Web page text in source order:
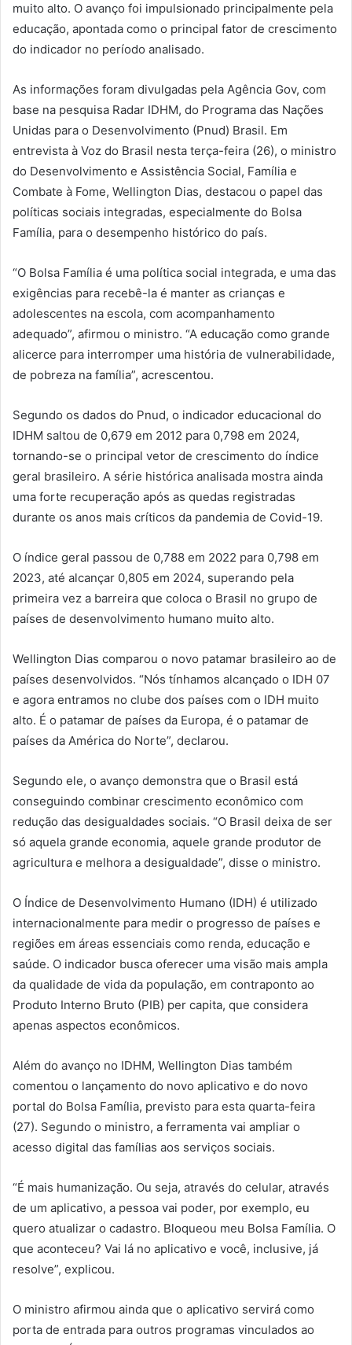
muito alto. O avanço foi impulsionado principalmente pela
educação, apontada como o principal fator de crescimento
do indicador no período analisado.
As informações foram divulgadas pela Agência Gov, com
base na pesquisa Radar IDHM, do Programa das Nações
Unidas para o Desenvolvimento (Pnud) Brasil. Em
entrevista à Voz do Brasil nesta terça-feira (26), o ministro
do Desenvolvimento e Assistência Social, Família e
Combate à Fome, Wellington Dias, destacou o papel das
políticas sociais integradas, especialmente do Bolsa
Família, para o desempenho histórico do país.
“O Bolsa Família é uma política social integrada, e uma das
exigências para recebê-la é manter as crianças e
adolescentes na escola, com acompanhamento
adequado”, afirmou o ministro. “A educação como grande
alicerce para interromper uma história de vulnerabilidade,
de pobreza na família”, acrescentou.
Segundo os dados do Pnud, o indicador educacional do
IDHM saltou de 0,679 em 2012 para 0,798 em 2024,
tornando-se o principal vetor de crescimento do índice
geral brasileiro. A série histórica analisada mostra ainda
uma forte recuperação após as quedas registradas
durante os anos mais críticos da pandemia de Covid-19.
O índice geral passou de 0,788 em 2022 para 0,798 em
2023, até alcançar 0,805 em 2024, superando pela
primeira vez a barreira que coloca o Brasil no grupo de
países de desenvolvimento humano muito alto.
Wellington Dias comparou o novo patamar brasileiro ao de
países desenvolvidos. “Nós tínhamos alcançado o IDH 07
e agora entramos no clube dos países com o IDH muito
alto. É o patamar de países da Europa, é o patamar de
países da América do Norte”, declarou.
Segundo ele, o avanço demonstra que o Brasil está
conseguindo combinar crescimento econômico com
redução das desigualdades sociais. “O Brasil deixa de ser
só aquela grande economia, aquele grande produtor de
agricultura e melhora a desigualdade”, disse o ministro.
O Índice de Desenvolvimento Humano (IDH) é utilizado
internacionalmente para medir o progresso de países e
regiões em áreas essenciais como renda, educação e
saúde. O indicador busca oferecer uma visão mais ampla
da qualidade de vida da população, em contraponto ao
Produto Interno Bruto (PIB) per capita, que considera
apenas aspectos econômicos.
Além do avanço no IDHM, Wellington Dias também
comentou o lançamento do novo aplicativo e do novo
portal do Bolsa Família, previsto para esta quarta-feira
(27). Segundo o ministro, a ferramenta vai ampliar o
acesso digital das famílias aos serviços sociais.
“É mais humanização. Ou seja, através do celular, através
de um aplicativo, a pessoa vai poder, por exemplo, eu
quero atualizar o cadastro. Bloqueou meu Bolsa Família. O
que aconteceu? Vai lá no aplicativo e você, inclusive, já
resolve”, explicou.
O ministro afirmou ainda que o aplicativo servirá como
porta de entrada para outros programas vinculados ao